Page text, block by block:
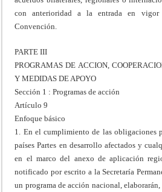
con anterioridad a la entrada en
Convención.
PARTE III
PROGRAMAS DE ACCION,
Y MEDIDAS DE APOYO
Sección 1 : Programas de acción
Artículo 9
Enfoque básico
1. En el cumplimiento de las obligaciones
países Partes en desarrollo afectados y
en el marco del anexo de aplicación
notificado por escrito a la Secretaría
un programa de acción nacional,